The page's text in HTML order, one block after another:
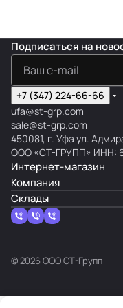
Подписаться на
+7 (347) 224-66-66
ufa@st-grp.com
sale@st-grp.com
450081, г. Уфа ул.
ООО «СТ-ГРУПП» ИНН:
Интернет-магазин
Компания
Склады
© 2026 ООО СТ-Групп